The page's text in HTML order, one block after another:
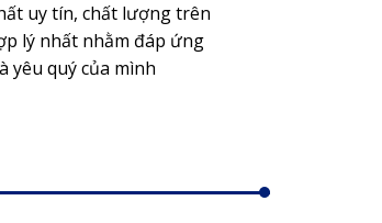
uy tín, chất lượng trên
lý nhất nhằm đáp ứng
yêu quý của mình